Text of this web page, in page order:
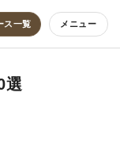
ス一覧 メニュー
選